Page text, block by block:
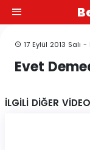
17 Eylül 2013 Salı -
Evet
İLGİLİ DİĞER